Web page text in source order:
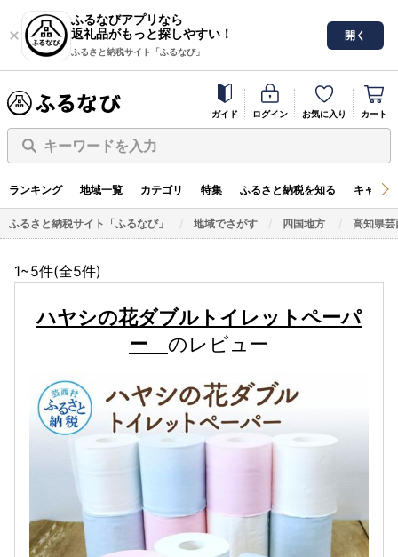
ふるなびアプリなら
返礼品がもっと探しやすい！
ふるさと納税サイト「ふるなび」
開く
ガイド ログイン お気に入り カート
キーワードを入力
ランキング 地域一覧 カテゴリ 特集 ふるさと納税を知る キャン
ふるさと納税サイト「ふるなび」 地域でさがす 四国地方 高知県芸
1~5件(全5件)
ハヤシの花ダブルトイレットペーパ
ー のレビュー